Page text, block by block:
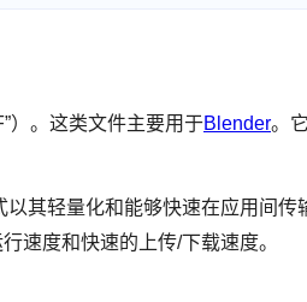
）。这类文件主要用于Blender。
其轻量化和能够快速在应用间
速度和快速的上传/下载速度。